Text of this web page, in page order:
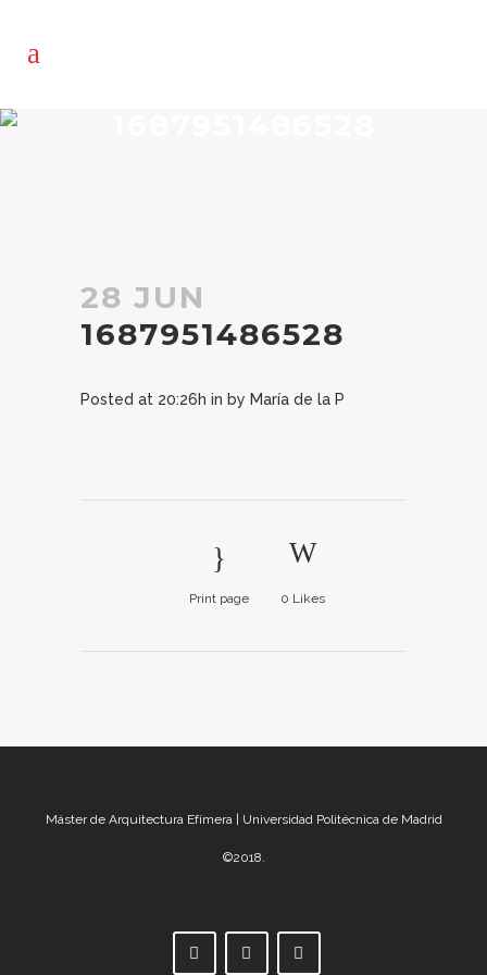
28 JUN
1687951486528
Posted at 20:26h in by María de la P
Print page 0 Likes
Máster de Arquitectura Efímera | Universidad Politécnica de Madrid
©2018.